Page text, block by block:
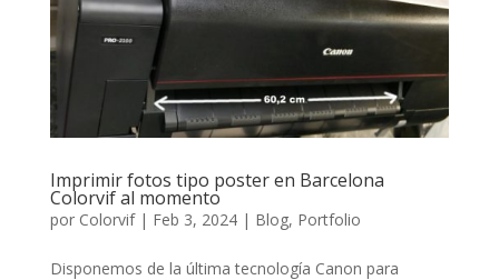
Imprimir fotos tipo poster en Barcelona
Colorvif al momento
por Colorvif| Feb 3, 2024| Blog, Portfolio
Disponemos de la última tecnología Canon para